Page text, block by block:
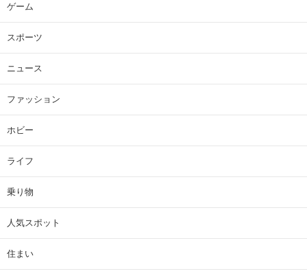
ゲーム
スポーツ
ニュース
ファッション
ホビー
ライフ
乗り物
人気スポット
住まい